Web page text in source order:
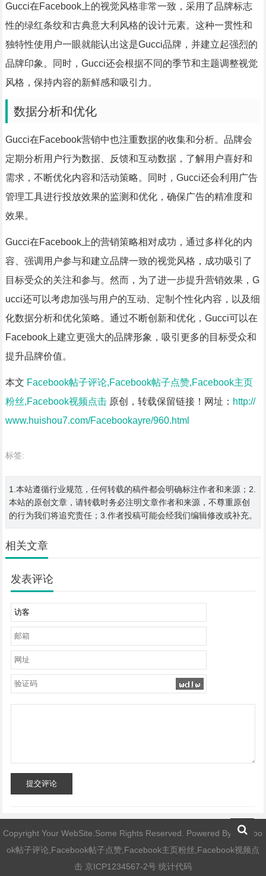
Gucci在Facebook上的视觉风格非常一致，采用了品牌标志
性的绿红条纹和古典意大利风格的设计元素。这种一贯性和
独特性使用户一眼就能认出这是Gucci品牌，并建立起强烈的
品牌印象。同时，Gucci还会根据不同的季节和主题调整视觉
风格，保持内容的新鲜感和吸引力。
数据分析和优化
Gucci在Facebook营销中也注重数据的收集和分析。品牌会
定期分析用户行为数据、反馈和互动数据，了解用户喜好和
需求，不断优化内容和活动策略。同时，Gucci还会利用广告
管理工具进行投放效果的监测和优化，确保广告的精准度和
效果。
Gucci在Facebook上的营销策略相对成功，通过多样化的内
容、强调用户参与和建立品牌一致的视觉风格，成功吸引了
目标受众的关注和参与。然而，为了进一步提升营销效果，G
ucci还可以考虑加强与用户的互动、定制个性化内容，以及细
化数据分析和优化策略。通过不断创新和优化，Gucci可以在
Facebook上建立更强大的品牌形象，吸引更多的目标受众和
提升品牌价值。
本文 Facebook帖子评论,Facebook帖子点赞,Facebook主页
粉丝,Facebook视频点击原创，转载保留链接！网址： http://
www.huishou7.com/Facebookayre/960.html
标签:
1.本站遵循行业规范，任何转载的稿件都会明确标注作者和来源；2.
本站的原创文章，请转载时务必注明文章作者和来源，不尊重原创
的行为我们将追究责任；3.作者投稿可能会经我们编辑修改或补充。
相关文章
发表评论
提交评论
Copyright Your WebSite.Some Rights Reserved. Powered By
Facebo
ok帖子评论,Facebook帖子点赞,Facebook主页粉丝,Facebook视频点
击京ICP1234567-2号 统计代码